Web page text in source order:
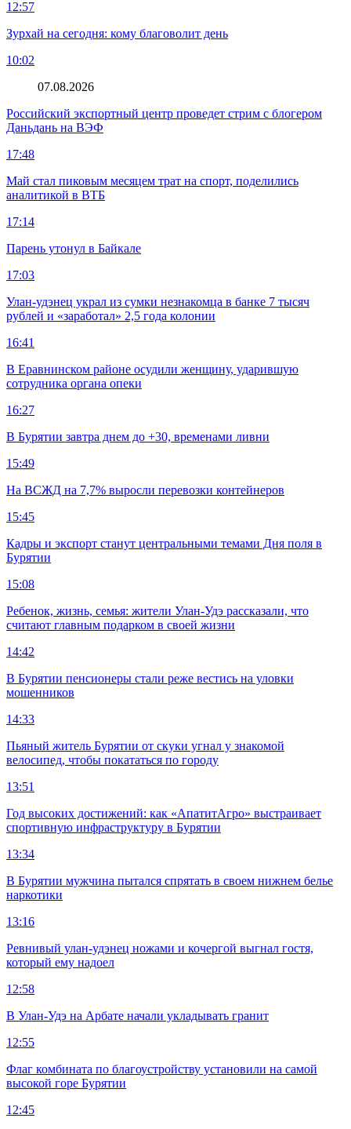
12:57
Зурхай на сегодня: кому благоволит день
10:02
07.08.2026
Российский экспортный центр проведет стрим с блогером
Даньдань на ВЭФ
17:48
Май стал пиковым месяцем трат на спорт, поделились
аналитикой в ВТБ
17:14
Парень утонул в Байкале
17:03
Улан-удэнец украл из сумки незнакомца в банке 7 тысяч
рублей и «заработал» 2,5 года колонии
16:41
В Еравнинском районе осудили женщину, ударившую
сотрудника органа опеки
16:27
В Бурятии завтра днем до +30, временами ливни
15:49
На ВСЖД на 7,7% выросли перевозки контейнеров
15:45
Кадры и экспорт станут центральными темами Дня поля в
Бурятии
15:08
Ребенок, жизнь, семья: жители Улан-Удэ рассказали, что
считают главным подарком в своей жизни
14:42
В Бурятии пенсионеры стали реже вестись на уловки
мошенников
14:33
Пьяный житель Бурятии от скуки угнал у знакомой
велосипед, чтобы покататься по городу
13:51
Год высоких достижений: как «АпатитАгро» выстраивает
спортивную инфраструктуру в Бурятии
13:34
В Бурятии мужчина пытался спрятать в своем нижнем белье
наркотики
13:16
Ревнивый улан-удэнец ножами и кочергой выгнал гостя,
который ему надоел
12:58
В Улан-Удэ на Арбате начали укладывать гранит
12:55
Флаг комбината по благоустройству установили на самой
высокой горе Бурятии
12:45